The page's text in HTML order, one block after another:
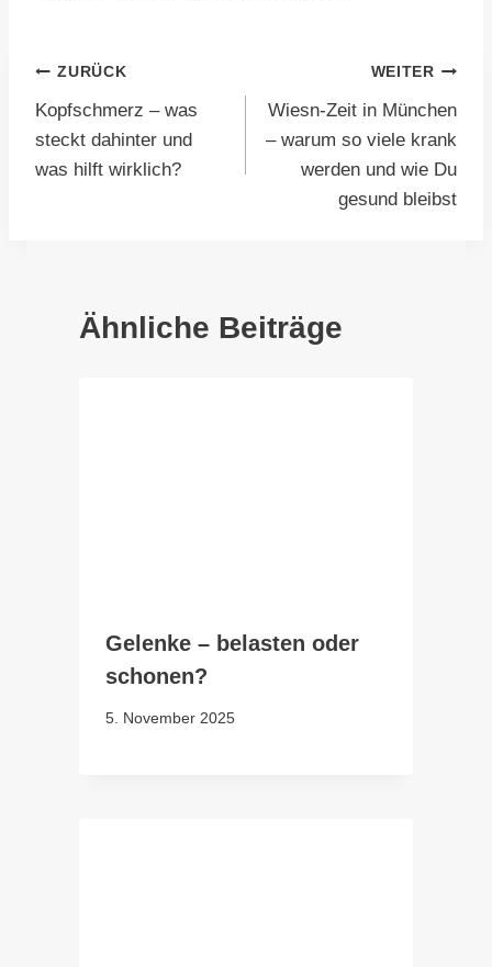
Beitragsnavigation
ZURÜCK
Kopfschmerz – was
steckt dahinter und
was hilft wirklich?
WEITER
Wiesn-Zeit in München
– warum so viele krank
werden und wie Du
gesund bleibst
Ähnliche Beiträge
Gelenke – belasten oder
schonen?
5. November 2025